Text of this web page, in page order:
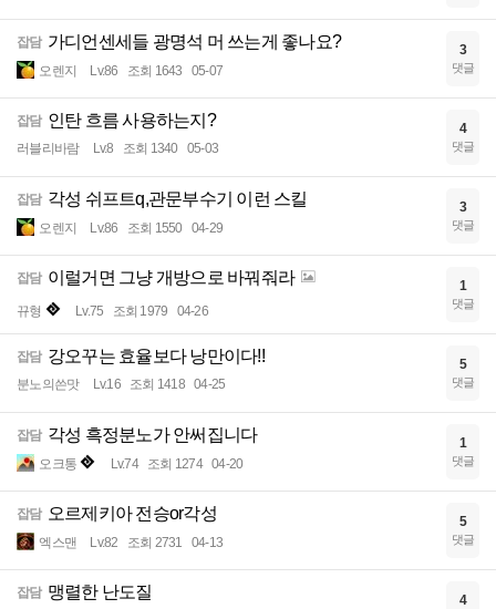
잡담 가디언센세들 광명석 머 쓰는게 좋나요?
오렌지 Lv.86 조회 1643 05-07
3
댓글
잡담 인탄 흐름 사용하는지?
러블리바람 Lv.8 조회 1340 05-03
4
댓글
잡담 각성 쉬프트q,관문부수기 이런 스킬
오렌지 Lv.86 조회 1550 04-29
3
댓글
잡담 이럴거면 그냥 개방으로 바꿔줘라
뀨형 Lv.75 조회 1979 04-26
1
댓글
잡담 강오꾸는 효율보다 낭만이다!!
분노의쓴맛 Lv.16 조회 1418 04-25
5
댓글
잡담 각성 흑정분노가 안써집니다
오크통 Lv.74 조회 1274 04-20
1
댓글
잡담 오르제키아 전승or각성
엑스맨 Lv.82 조회 2731 04-13
5
댓글
잡담 맹렬한 난도질 4